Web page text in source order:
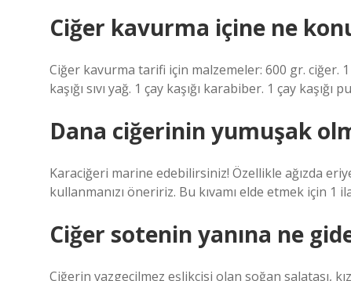
Ciğer kavurma içine ne
Ciğer kavurma tarifi için malzemeler: 600 gr. ciğer.
kaşığı sıvı yağ. 1 çay kaşığı karabiber. 1 çay kaşığı
Dana ciğerinin yumuşak
Karaciğeri marine edebilirsiniz! Özellikle ağızda
kullanmanızı öneririz. Bu kıvamı elde etmek için
Ciğer sotenin yanına ne
Ciğerin vazgeçilmez eşlikçisi olan soğan salatası,